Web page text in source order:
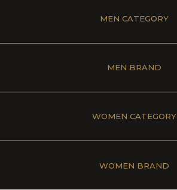
MEN CATEGORY
MEN BRAND
WOMEN CATEGORY
WOMEN BRAND